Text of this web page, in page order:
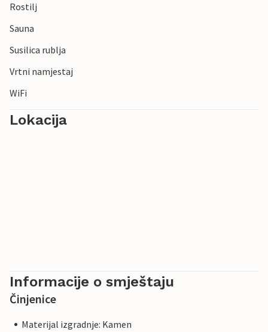
Rostilj
Sauna
Susilica rublja
Vrtni namjestaj
WiFi
Lokacija
Informacije o smještaju
Činjenice
Materijal izgradnje: Kamen